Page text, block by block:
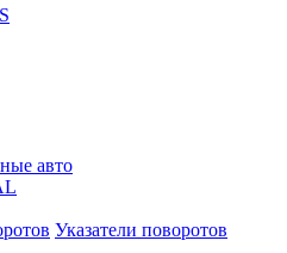
авто
Указатели поворотов